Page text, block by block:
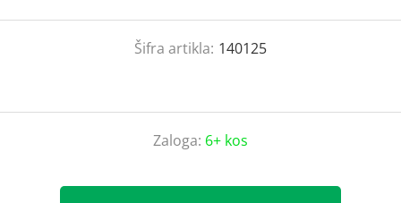
Šifra artikla: 140125
Zaloga: 6+ kos